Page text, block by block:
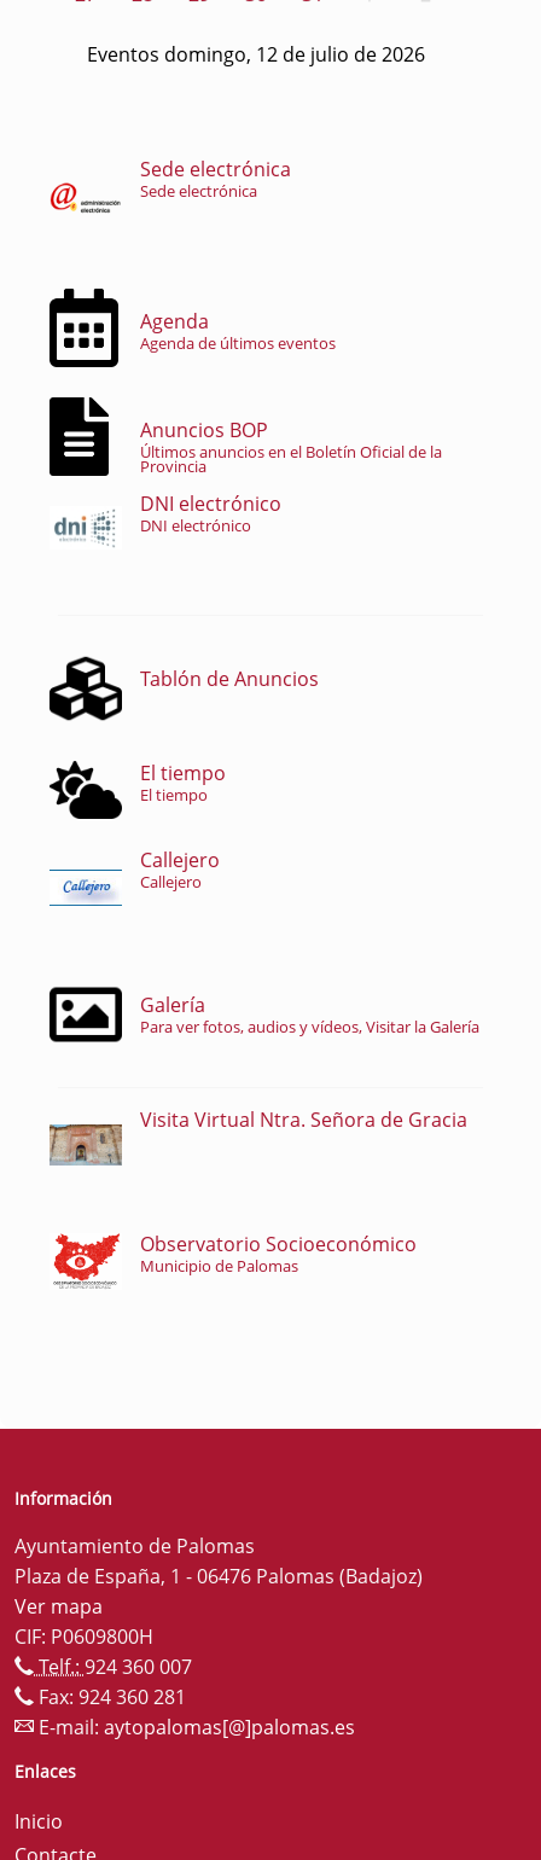
Eventos domingo, 12 de julio de 2026
Sede electrónica
Sede electrónica
Agenda
Agenda de últimos eventos
Anuncios BOP
Últimos anuncios en el Boletín Oficial de la
Provincia
DNI electrónico
DNI electrónico
Tablón de Anuncios
El tiempo
El tiempo
Callejero
Callejero
Galería
Para ver fotos, audios y vídeos, Visitar la Galería
Visita Virtual Ntra. Señora de Gracia
Observatorio Socioeconómico
Municipio de Palomas
Información
Ayuntamiento de Palomas
Plaza de España, 1 - 06476 Palomas (Badajoz)
Ver mapa
CIF: P0609800H
Telf.: 924 360 007
Fax: 924 360 281
E-mail: aytopalomas[@]palomas.es
Enlaces
Inicio